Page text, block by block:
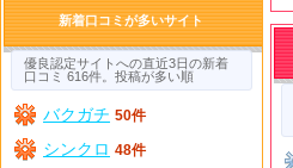
新着口コミが多いサイト
優良認定サイトへの直近3日の新着
口コミ 616件。投稿が多い順
バクガチ 50件
シンクロ 48件